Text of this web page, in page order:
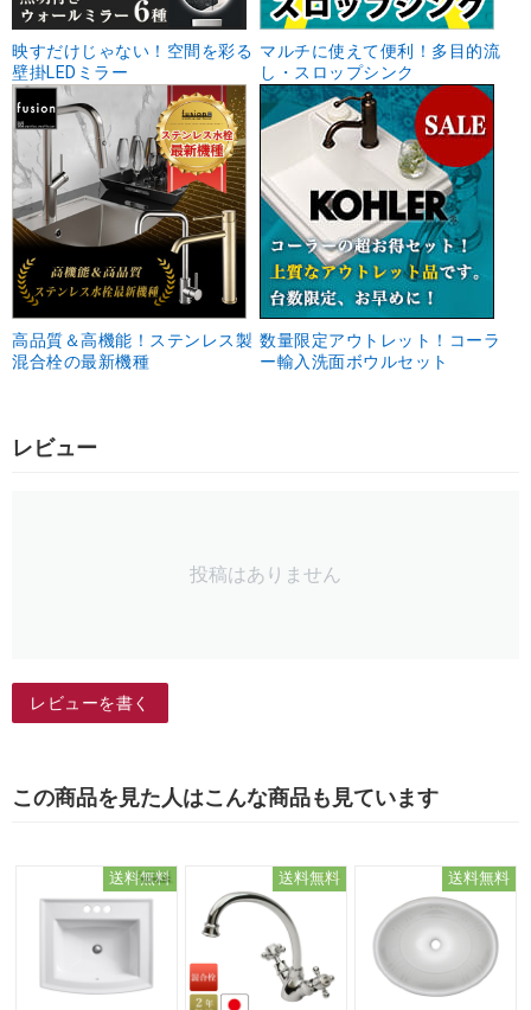
映すだけじゃない！空間を彩る
壁掛LEDミラー
マルチに使えて便利！多目的流
し・スロップシンク
高品質＆高機能！ステンレス製
混合栓の最新機種
数量限定アウトレット！コーラ
ー輸入洗面ボウルセット
レビュー
投稿はありません
レビューを書く
この商品を見た人はこんな商品も見ています
送料無料 送料無料 送料無料